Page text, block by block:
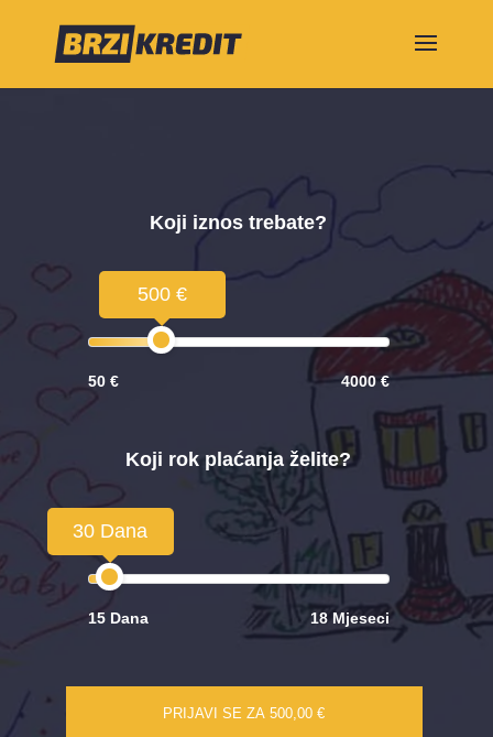
Koji iznos trebate?
500 €
50 € 4000 €
Koji rok plaćanja želite?
30 Dana
15 Dana 18 Mjeseci
PRIJAVI SE ZA500,00 €